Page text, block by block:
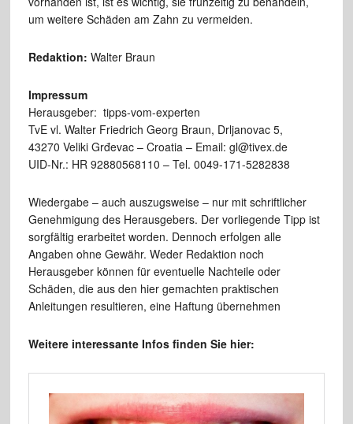
um weitere Schäden am Zahn zu vermeiden.
Redaktion: Walter Braun
Impressum
Herausgeber: tipps-vom-experten
TvE vl. Walter Friedrich Georg Braun, Drljanovac 5,
43270 Veliki Grđevac – Croatia – Email: gl@tivex.de
UID-Nr.: HR 92880568110 – Tel. 0049-171-5282838
Wiedergabe – auch auszugsweise – nur mit schriftlicher
Genehmigung des Herausgebers. Der vorliegende Tipp ist
sorgfältig erarbeitet worden. Dennoch erfolgen alle
Angaben ohne Gewähr. Weder Redaktion noch
Herausgeber können für eventuelle Nachteile oder
Schäden, die aus den hier gemachten praktischen
Anleitungen resultieren, eine Haftung übernehmen
Weitere interessante Infos finden Sie hier: